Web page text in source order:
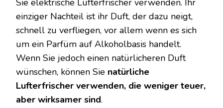
Sie elektrische Lufterfrischer verwenden. Ihr
einziger Nachteil ist ihr Duft, der dazu neigt,
schnell zu verfliegen, vor allem wenn es sich
um ein Parfüm auf Alkoholbasis handelt.
Wenn Sie jedoch einen natürlicheren Duft
wünschen, können Sie natürliche
Lufterfrischer verwenden, die weniger teuer,
aber wirksamer sind.